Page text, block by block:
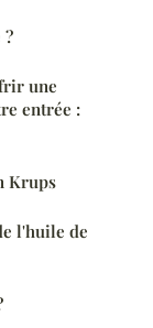
une
entrée :
Krups
l'huile de